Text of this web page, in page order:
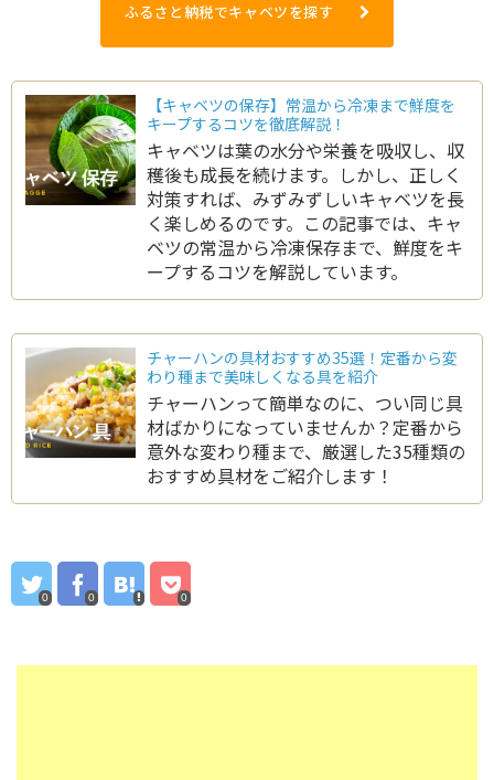
ふるさと納税でキャベツを探す
【キャベツの保存】常温から冷凍まで鮮度を
キープするコツを徹底解説！
キャベツは葉の水分や栄養を吸収し、収
穫後も成長を続けます。しかし、正しく
対策すれば、みずみずしいキャベツを長
く楽しめるのです。この記事では、キャ
ベツの常温から冷凍保存まで、鮮度をキ
ープするコツを解説しています。
チャーハンの具材おすすめ35選！定番から変
わり種まで美味しくなる具を紹介
チャーハンって簡単なのに、つい同じ具
材ばかりになっていませんか？定番から
意外な変わり種まで、厳選した35種類の
おすすめ具材をご紹介します！
0 0 0